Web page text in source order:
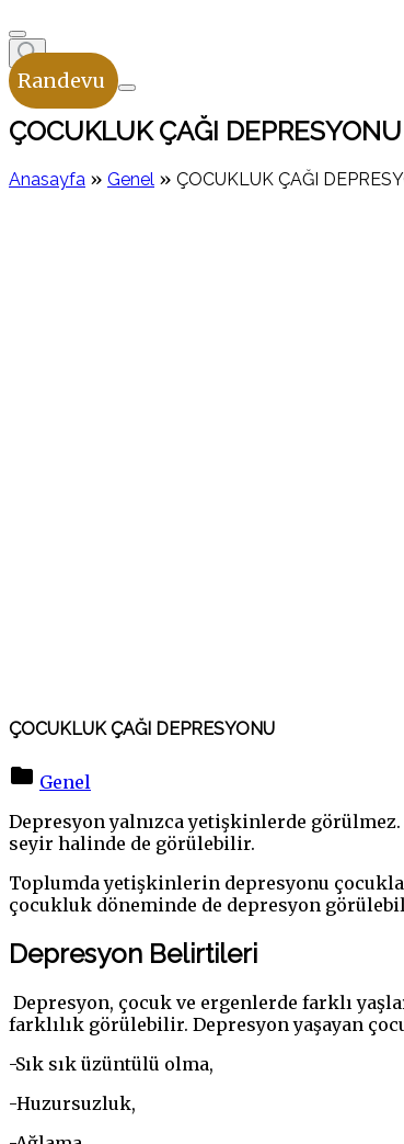
Randevu
ÇOCUKLUK ÇAĞI DEPRESYONU
Anasayfa » Genel » ÇOCUKLUK ÇAĞI
ÇOCUKLUK ÇAĞI DEPRESYONU
Genel
Depresyon yalnızca yetişkinlerde
seyir halinde de görülebilir.
Toplumda yetişkinlerin depresyonu
çocukluk döneminde de depresyon
Depresyon Belirtileri
Depresyon, çocuk ve ergenlerde farklı
farklılık görülebilir. Depresyon yaşayan
-Sık sık üzüntülü olma,
-Huzursuzluk,